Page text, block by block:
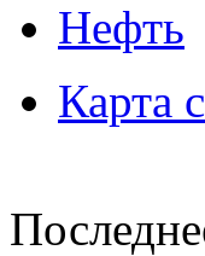
Нефть
Карта